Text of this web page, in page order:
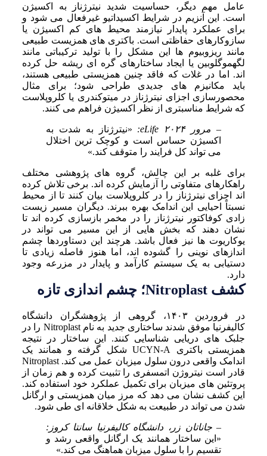
عامل مهم دیگر، حساسیت شدید نیترژناز به اکسیژن
است. این آنزیم در شرایط اکسیداتیو غیرفعال می شود و
برای عملکرد پایدار نیازمند محیط های کم اکسیژن یا
سازوکارهای حفاظتی است. باکتری های همزیست طبیعی
مانند ریزوبیوم ها این مشکل را با تولید ترکیباتی مانند
لگهموگلوبین یا ایجاد ساختارهای گره ای ریشه حل کرده
اند. اما در غلات که فاقد چنین همزیستی طبیعی هستند،
باید مکانیزم های جدیدی طراحی شود؛ برای مثال
محصورسازی اجزای نیترژناز در میتوکندری یا کلروپلاست
که شرایط مناسبتری از نظر اکسیژن فراهم می کنند.
– مرور eLife ۲۰۲۴:
«نیترژناز به شدت به
اکسیژن حساس است و کوچک ترین اختلال
می تواند کل فرایند را متوقف کند.»
برای غلبه بر این چالش، گروه های پژوهشی مختلف
راهکارهای متفاوتی را آزمایش کرده اند. برخی تلاش کرده
اند اجزای نیترژناز را در کلروپلاست بیان کنند تا از محیط
نسبتاً احیایی این اندامک بهره ببرند. دیگران مسیر زیست
زادی کوفاکتور نیترژناز را در مخمر بازسازی کرده اند تا
نشان دهند که بخش هایی از این مسیر می تواند در
یوکاریوت ها نیز فعال باشد. هرچند این دستاوردها چشم
اندازهای نوینی را گشوده اند، اما هنوز فاصله زیادی تا
دستیابی به یک سیستم کارآمد و پایدار در مزرعه وجود
دارد.
کشف Nitroplast؛ چشم اندازی تازه
در فروردین ۱۴۰۳، گروهی از پژوهشگران دانشگاه
کالیفرنیا موفق شدند ساختاری جدید به نام Nitroplast را در
جلبک های دریایی شناسایی کنند. این ساختار در نتیجه
همزیستی باکتری UCYN-A شکل گرفته و همانند یک
اندامک واقعی درون سلول میزبان عمل می کند. Nitroplast
قادر است نیتروژن اتمسفری را تثبیت کرده و هم زمان از
پروتئین های میزبان برای تکمیل عملکرد خود استفاده کند.
این کشف نشان می دهد که مرز میان همزیستی و ارگانل
شدن می تواند در طبیعت به شکل خلاقانه ای طی شود.
– جاناتان زر، دانشگاه کالیفرنیا سانتا کروز:
«این ساختار همانند یک ارگانل واقعی رشد و
تقسیم را با سلول میزبان هماهنگ می کند.»